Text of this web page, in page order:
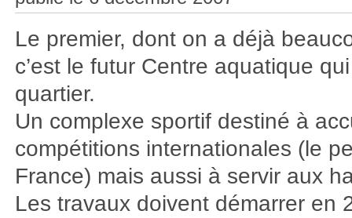
Le premier, dont on a déjà
c’est le futur Centre aquatique
quartier.
Un complexe sportif destiné à
compétitions internationales (le
France) mais aussi à servir aux
Les travaux doivent démarrer en